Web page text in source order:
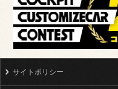
サイトポリシー